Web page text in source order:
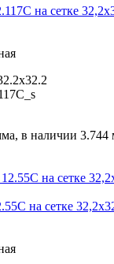
на сетке
в наличии 3.744
на сетке